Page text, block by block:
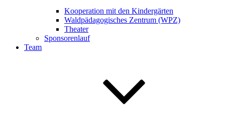
Kooperation mit den Kindergärten
Waldpädagogisches Zentrum (WPZ)
Theater
Sponsorenlauf
Team